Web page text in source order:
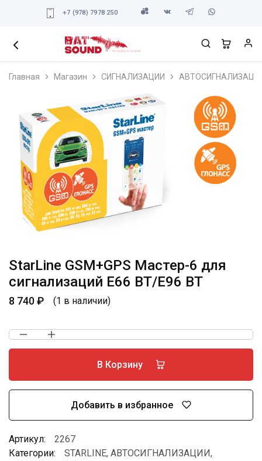
+7 (978) 7978 250
Главная Магазин СИГНАЛИЗАЦИИ
StarLine GSM+GPS Мастер-6 для
сигнализаций E66 BT/E96 BT
8 740₽ (1 в наличии)
В Корзину
Добавить в избранное
Артикул:
2267
Категории:
STARLINE, АВТОСИГНАЛИЗАЦИИ,